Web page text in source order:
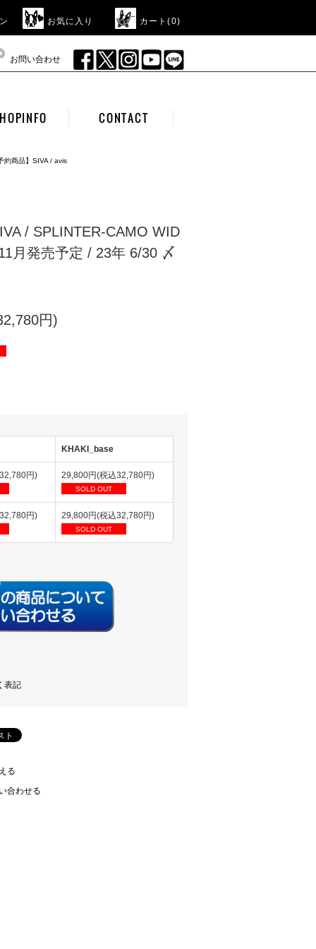
お気に入り カート(0)
お問い合わせ
CONTACT
約商品】SIVA / avis
/ SPLINTER-CAMO WID
月発売予定 / 23年 6/30 〆
円)
KHAKI_base
円) 29,800円(税込32,780円)
SOLD OUT
円) 29,800円(税込32,780円)
SOLD OUT
表記
る
合わせる